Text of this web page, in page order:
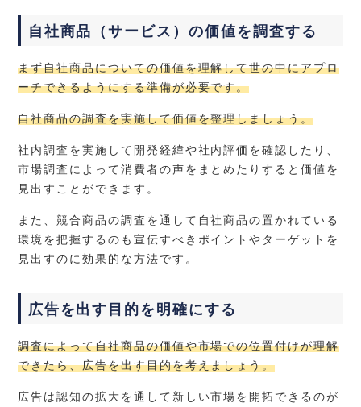
自社商品（サービス）の価値を調査する
まず自社商品についての価値を理解して世の中にアプロ
ーチできるようにする準備が必要です。
自社商品の調査を実施して価値を整理しましょう。
社内調査を実施して開発経緯や社内評価を確認したり、
市場調査によって消費者の声をまとめたりすると価値を
見出すことができます。
また、競合商品の調査を通して自社商品の置かれている
環境を把握するのも宣伝すべきポイントやターゲットを
見出すのに効果的な方法です。
広告を出す目的を明確にする
調査によって自社商品の価値や市場での位置付けが理解
できたら、広告を出す目的を考えましょう。
広告は認知の拡大を通して新しい市場を開拓できるのが